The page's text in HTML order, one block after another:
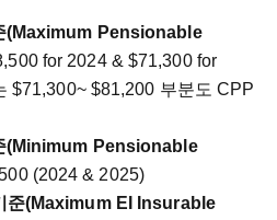
(Maximum Pensionable
for 2024 & $71,300 for
$71,300~ $81,200 부분도 CPP
(Minimum Pensionable
(2024 & 2025)
준(Maximum EI Insurable